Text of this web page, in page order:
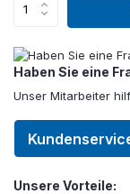
Haben Sie eine
Unser Mitarbeiter
Unsere Vorteile: